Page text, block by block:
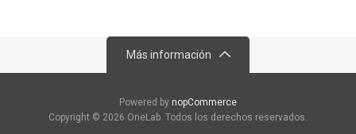
Más información
Powered by nopCommerce
Copyright © 2026 OneLab. Todos los derechos reservados.